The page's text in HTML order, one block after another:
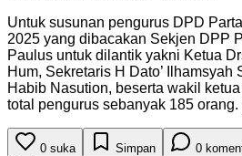
Untuk susunan pengurus DPD
2025 yang dibacakan Sekjen DPP
Paulus untuk dilantik yakni Ketua
Hum, Sekretaris H Dato’ Ilhamsyah
Habib Nasution, beserta wakil
total pengurus sebanyak 185 orang.
0 suka Simpan 0